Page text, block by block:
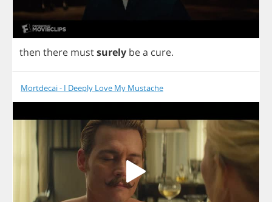
then there mustsurely bea cure.
Mortdecai - I Deeply Love My Mustache